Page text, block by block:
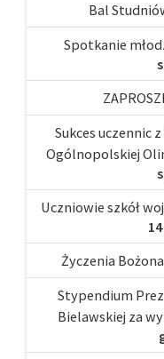
Bal
Spotkanie
Sukces uczennic
Ogólnopolskiej
Uczniowie szkół
Życzenia
Stypendium
Bielawskiej za